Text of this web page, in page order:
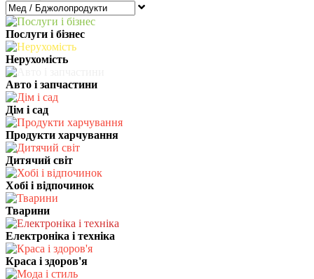
Послуги і бізнес
Нерухомість
Авто і запчастини
Дім і сад
Продукти харчування
Дитячий світ
Хобі і відпочинок
Тварини
Електроніка і техніка
Краса і здоров'я